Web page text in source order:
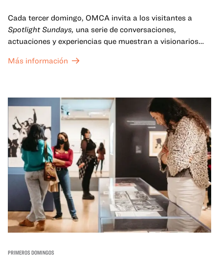
Cada tercer domingo, OMCA invita a los visitantes a
Spotlight Sundays, una serie de conversaciones,
actuaciones y experiencias que muestran a visionarios
Más información
PRIMEROS DOMINGOS